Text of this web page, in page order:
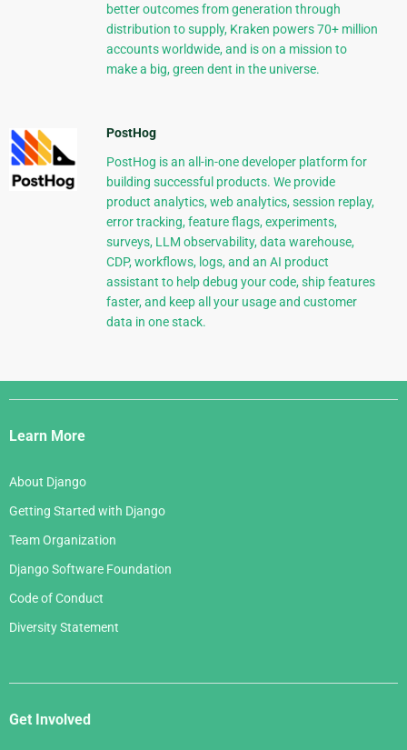
better outcomes from generation through
distribution to supply, Kraken powers 70+ million
accounts worldwide, and is on a mission to
make a big, green dent in the universe.
PostHog
PostHog is an all-in-one developer platform for
building successful products. We provide
product analytics, web analytics, session replay,
error tracking, feature flags, experiments,
surveys, LLM observability, data warehouse,
CDP, workflows, logs, and an AI product
assistant to help debug your code, ship features
faster, and keep all your usage and customer
data in one stack.
Django
Links
Learn More
About Django
Getting Started with Django
Team Organization
Django Software Foundation
Code of Conduct
Diversity Statement
Get Involved